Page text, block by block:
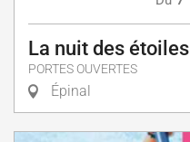
La nuit des étoiles
PORTES OUVERTES
Épinal